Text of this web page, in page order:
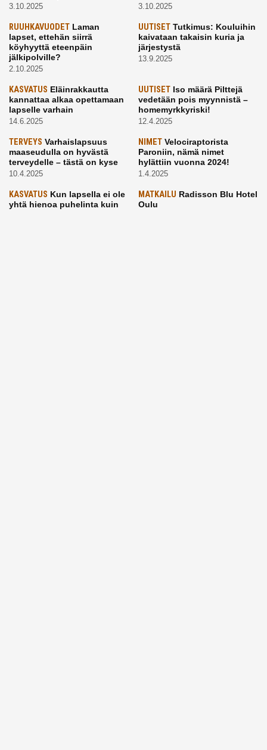
3.10.2025 3.10.2025
RUUHKAVUODET Laman
lapset, ettehän siirrä
köyhyyttä eteenpäin
jälkipolville?
2.10.2025
UUTISETTutkimus: Kouluihin
kaivataan takaisin kuria ja
järjestystä
13.9.2025
KASVATUS Eläinrakkautta
kannattaa alkaa opettamaan
lapselle varhain
14.6.2025
UUTISETIso määrä Pilttejä
vedetään pois myynnistä –
homemyrkkyriski!
12.4.2025
TERVEYS Varhaislapsuus
maaseudulla on hyvästä
terveydelle – tästä on kyse
10.4.2025
NIMETVelociraptorista
Paroniin, nämä nimet
hylättiin vuonna 2024!
1.4.2025
KASVATUS Kun lapsella ei ole
yhtä hienoa puhelinta kuin
MATKAILU Radisson Blu Hotel
Oulu